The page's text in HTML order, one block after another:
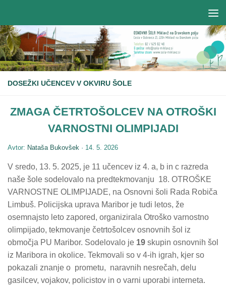
DOSEŽKI UČENCEV V OKVIRU ŠOLE
ZMAGA ČETRTOŠOLCEV NA OTROŠKI
VARNOSTNI OLIMPIJADI
Avtor: Nataša Bukovšek · 14. 5. 2026
V sredo, 13. 5. 2025, je 11 učencev iz 4. a, b in c razreda
naše šole sodelovalo na predtekmovanju 18. OTROŠKE
VARNOSTNE OLIMPIJADE, na Osnovni šoli Rada Robiča
Limbuš. Policijska uprava Maribor je tudi letos, že
osemnajsto leto zapored, organizirala Otroško varnostno
olimpijado, tekmovanje četrtošolcev osnovnih šol iz
območja PU Maribor. Sodelovalo je 19 skupin osnovnih šol
iz Maribora in okolice. Tekmovali so v 4-ih igrah, kjer so
pokazali znanje o prometu, naravnih nesrečah, delu
gasilcev, vojakov, policistov in o varni uporabi interneta.